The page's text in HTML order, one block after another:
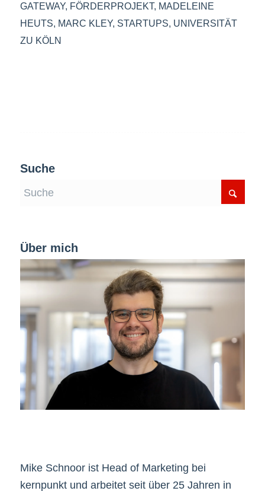
GATEWAY, FÖRDERPROJEKT, MADELEINE
HEUTS, MARC KLEY, STARTUPS, UNIVERSITÄT
ZU KÖLN
Suche
Über mich
Mike Schnoor ist Head of Marketing bei
kernpunkt und arbeitet seit über 25 Jahren in